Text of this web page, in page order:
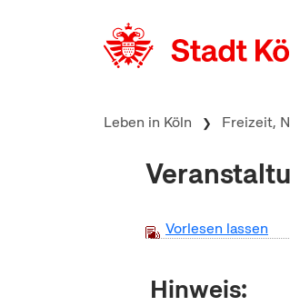
Leben in Köln Freizeit,
Vorlesen lassen
Hinweis: